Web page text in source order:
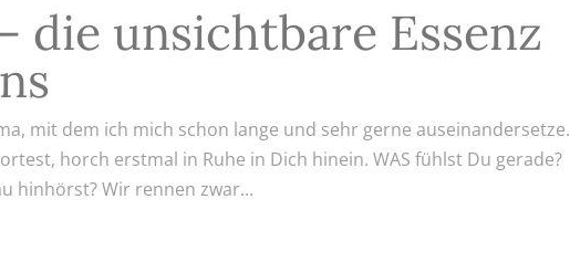
die unsichtbare Essenz
mit dem ich mich schon lange und sehr gerne auseinandersetze.
horch erstmal in Ruhe in Dich hinein. WAS fühlst Du gerade?
hinhörst? Wir rennen zwar...